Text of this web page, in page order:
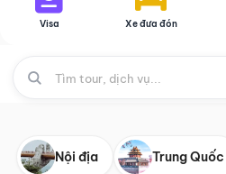
Visa Xe đưa đón
Nội địa Trung Quốc